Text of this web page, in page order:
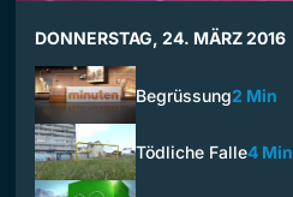
DONNERSTAG, 24. MÄRZ 2016
Begrüssung2 Min
Tödliche Falle4 Min